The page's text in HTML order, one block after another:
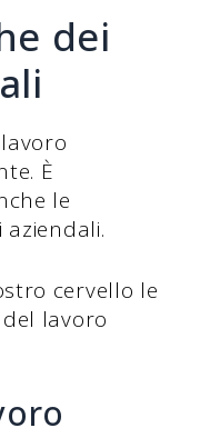
dei
È
le
cervello le
lavoro